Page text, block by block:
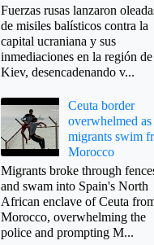
Fuerzas rusas lanzaron
de misiles balísticos contra la
capital ucraniana y sus
inmediaciones en la región de
Kiev, desencadenando v...
Ceuta border
overwhelmed as
migrants swim
Morocco
Migrants broke through
and swam into Spain's North
African enclave of Ceuta
Morocco, overwhelming the
police and prompting M...